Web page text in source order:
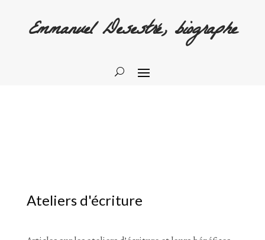
Emmanuel Desestré, biographe
Ateliers d'écriture